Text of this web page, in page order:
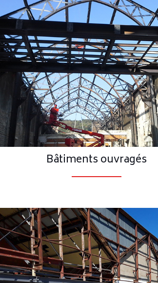
Bâtiments ouvragés